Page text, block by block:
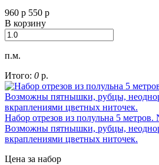
960 р 550 р
В корзину
п.м.
Итого: 0 р.
Набор отрезов из полульна 5
Возможны пятнышки, рубцы,
вкраплениями цветных ниточек.
Цена за набор